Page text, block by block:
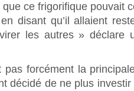
ce frigorifique pouvait
disant qu’il allaient
les autres » déclare
pas forcément la
décidé de ne plus